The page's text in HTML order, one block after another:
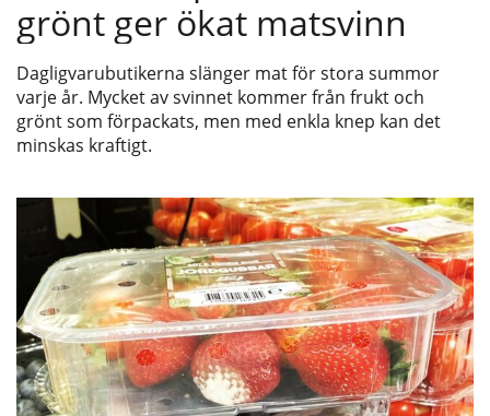
grönt ger ökat matsvinn
Dagligvarubutikerna slänger mat för stora summor
varje år. Mycket av svinnet kommer från frukt och
grönt som förpackats, men med enkla knep kan det
minskas kraftigt.